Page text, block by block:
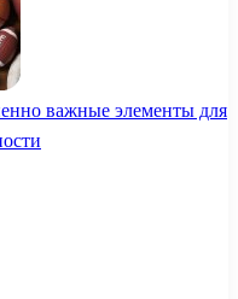
важные элементы для